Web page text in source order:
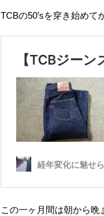
TCBの50’sを穿き始めて
この一ヶ月間は朝から晩